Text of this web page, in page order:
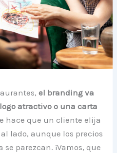
el branding va
atractivo o una carta
hace que un cliente elija
lado, aunque los precios
parezcan. ¡Vamos, que